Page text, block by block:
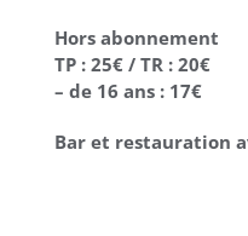
Hors abonnement
TP : 25€ / TR : 20€
– de 16 ans : 17€
Bar et restauration